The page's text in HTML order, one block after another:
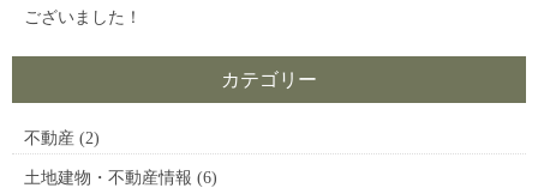
ございました！
カテゴリー
不動産 (2)
土地建物・不動産情報 (6)